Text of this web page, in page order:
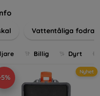
till användarnas
Våra fodral och skal är
vilket gör dem
För teknikälskare
vi finns här för
Vattentåliga fodral
Billig Dyrt
Nyhet